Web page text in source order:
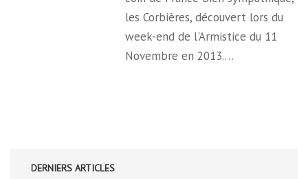
les Corbières, découvert lors du
week-end de l'Armistice du 11
Novembre en 2013.…
DERNIERS ARTICLES